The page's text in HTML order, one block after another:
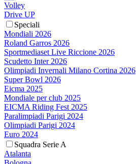
Volley
Drive UP
Speciali
Mondiali 2026
Roland Garros 2026
Sportmediaset Live Riccione 2026
Scudetto Inter 2026
Olimpiadi Invernali Milano Cortina 2026
Super Bowl 2026
Eicma 2025
Mondiale per club 2025
EICMA Riding Fest 2025
Paralimpiadi Parigi 2024
Olimpiadi Parigi 2024
Euro 2024
Squadra Serie A
Atalanta